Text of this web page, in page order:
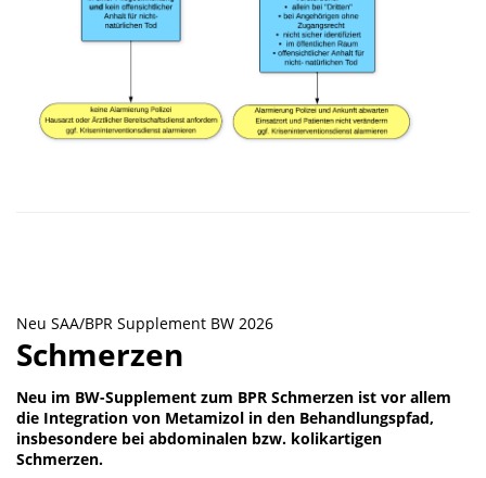
Neu SAA/BPR Supplement BW 2026
Schmerzen
Neu im BW-Supplement zum BPR Schmerzen ist vor allem
die Integration von Metamizol in den Behandlungspfad,
insbesondere bei abdominalen bzw. kolikartigen
Schmerzen.